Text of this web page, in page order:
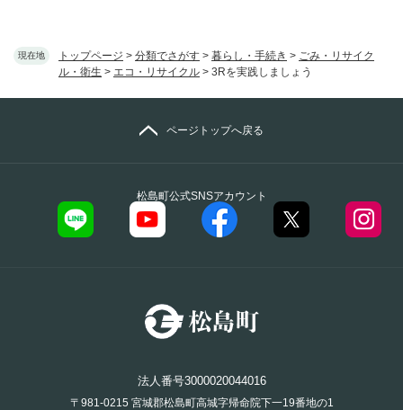
現在地 トップページ > 分類でさがす > 暮らし・手続き > ごみ・リサイク
ル・衛生 > エコ・リサイクル > 3Rを実践しましょう
松島町公式SNSアカウント
ページトップへ戻る
法人番号3000020044016
〒981-0215 宮城郡松島町高城字帰命院下一19番地の1